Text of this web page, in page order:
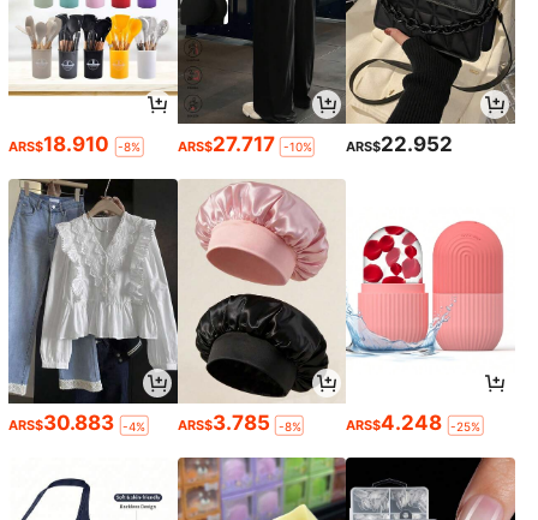
ARS$18.910 -8% ARS$27.717 -10% ARS$22.952
ARS$30.883 -4% ARS$3.785 -8% ARS$4.248 -25%